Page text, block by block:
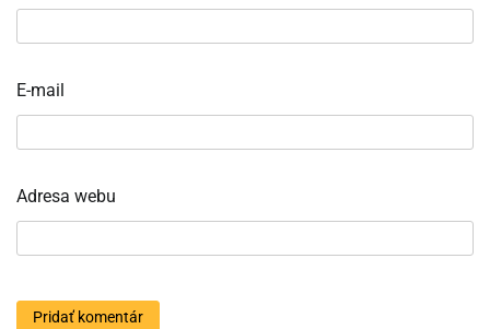
E-mail
Adresa webu